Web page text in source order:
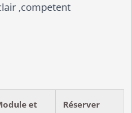
intéressante !
et
Réserver